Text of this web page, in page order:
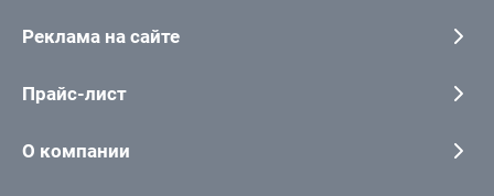
Реклама на сайте
Прайс-лист
О компании